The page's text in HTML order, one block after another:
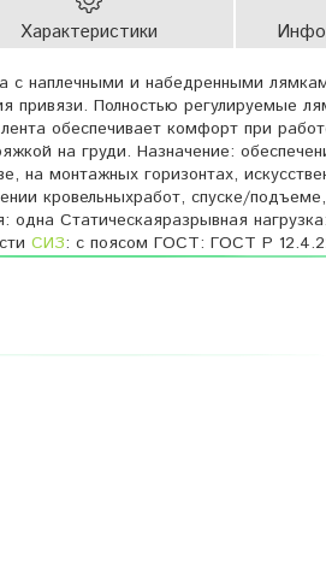
Характеристики
с наплечными и набедренными
привязи. Полностью регулируемые
обеспечивает комфорт при
на груди. Назначение:
на монтажных горизонтах,
кровельныхработ, спуске/
одна Статическаяразрывная
СИЗ: с поясом ГОСТ: ГОСТ Р